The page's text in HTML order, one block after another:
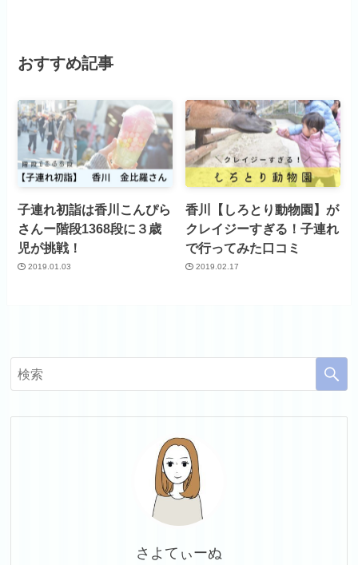
おすすめ記事
子連れ初詣は香川こんぴら
さんー階段1368段に３歳
児が挑戦！
2019.01.03
香川【しろとり動物園】が
クレイジーすぎる！子連れ
で行ってみた口コミ
2019.02.17
さよてぃーぬ